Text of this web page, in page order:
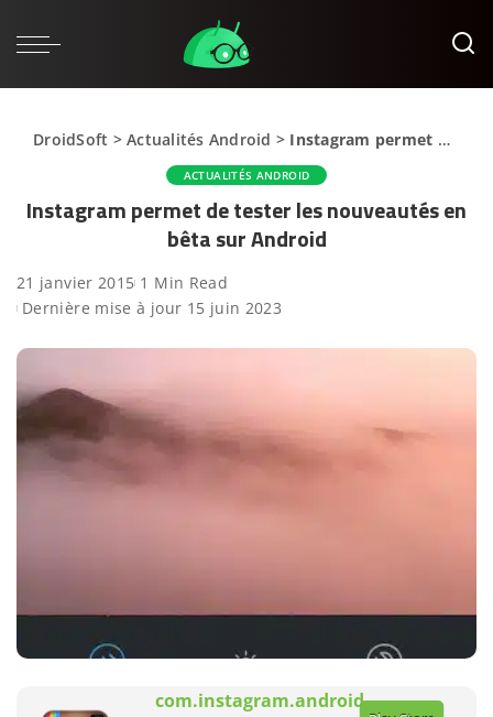
DroidSoft >Actualités Android > Instagram permet de tester les nouveautés en bêta sur Android
ACTUALITÉS ANDROID
Instagram permet de tester les nouveautés en
bêta sur Android
21 janvier 2015 1 Min Read
Dernière mise à jour 15 juin 2023
com.instagram.android